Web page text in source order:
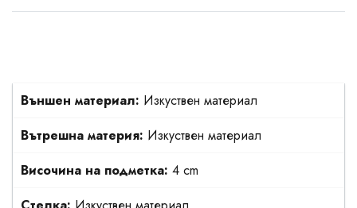
Външен материал: Изкуствен материал
Вътрешна материя: Изкуствен материал
Височина на подметка: 4 cm